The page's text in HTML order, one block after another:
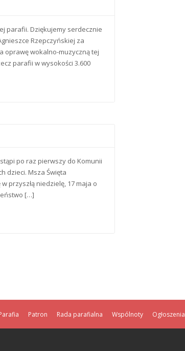
parafii. Dziękujemy serdecznie
Rzepczyńskiej za
oprawę wokalno-muzyczną tej
parafii w wysokości 3.600
po raz pierwszy do Komunii
dzieci. Msza Święta
przyszłą niedzielę, 17 maja o
[…]
Patron Rada parafialna Wspólnoty Ogłoszenia